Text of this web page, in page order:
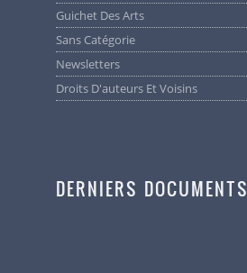
Guichet Des Arts
Sans Catégorie
Newsletters
Droits D'auteurs Et Voisins
DERNIERS DOCUMENTS